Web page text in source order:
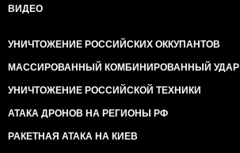
ВИДЕО
УНИЧТОЖЕНИЕ РОССИЙСКИХ ОККУПАНТОВ
МАССИРОВАННЫЙ КОМБИНИРОВАННЫЙ УДАР
УНИЧТОЖЕНИЕ РОССИЙСКОЙ ТЕХНИКИ
АТАКА ДРОНОВ НА РЕГИОНЫ РФ
РАКЕТНАЯ АТАКА НА КИЕВ